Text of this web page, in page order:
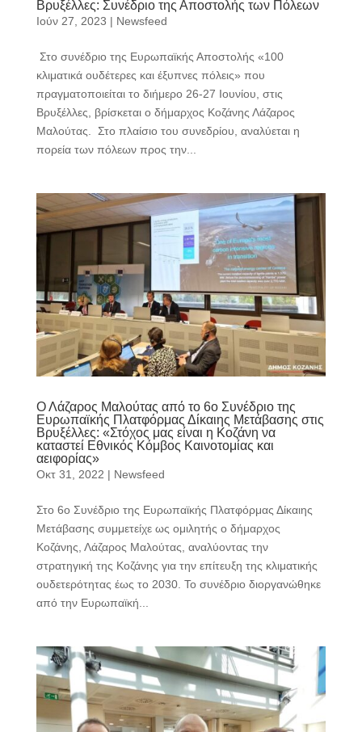
Βρυξέλλες: Συνέδριο της Αποστολής των Πόλεων
Ιούν 27, 2023 | Newsfeed
Στo συνέδριο της Ευρωπαϊκής Αποστολής «100
κλιματικά ουδέτερες και έξυπνες πόλεις» που
πραγματοποιείται το διήμερο 26-27 Ιουνίου, στις
Βρυξέλλες, βρίσκεται ο δήμαρχος Κοζάνης Λάζαρος
Μαλούτας. Στο πλαίσιο του συνεδρίου, αναλύεται η
πορεία των πόλεων προς την...
Ο Λάζαρος Μαλούτας από το 6ο Συνέδριο της
Ευρωπαϊκής Πλατφόρμας Δίκαιης Μετάβασης στις
Βρυξέλλες: «Στόχος μας είναι η Κοζάνη να
καταστεί Εθνικός Κόμβος Καινοτομίας και
αειφορίας»
Οκτ 31, 2022 | Newsfeed
Στο 6ο Συνέδριο της Ευρωπαϊκής Πλατφόρμας Δίκαιης
Μετάβασης συμμετείχε ως ομιλητής ο δήμαρχος
Κοζάνης, Λάζαρος Μαλούτας, αναλύοντας την
στρατηγική της Κοζάνης για την επίτευξη της κλιματικής
ουδετερότητας έως το 2030. Το συνέδριο διοργανώθηκε
από την Ευρωπαϊκή...